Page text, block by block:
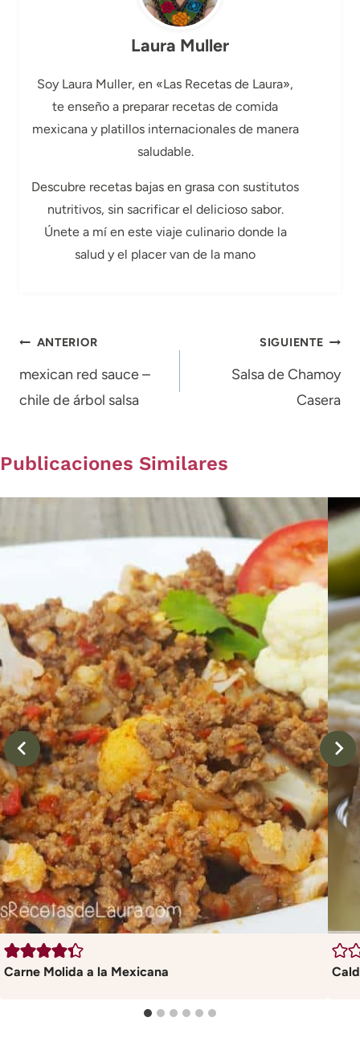
Laura Muller
Soy Laura Muller, en «Las Recetas de Laura»,
te enseño a preparar recetas de comida
mexicana y platillos internacionales de manera
saludable.
Descubre recetas bajas en grasa con sustitutos
nutritivos, sin sacrificar el delicioso sabor.
Únete a mí en este viaje culinario donde la
salud y el placer van de la mano
Navegación
de
entradas
ANTERIOR
mexican red sauce –
chile de árbol salsa
SIGUIENTE
Salsa de Chamoy
Casera
Publicaciones Similares
Carne Molida a la Mexicana